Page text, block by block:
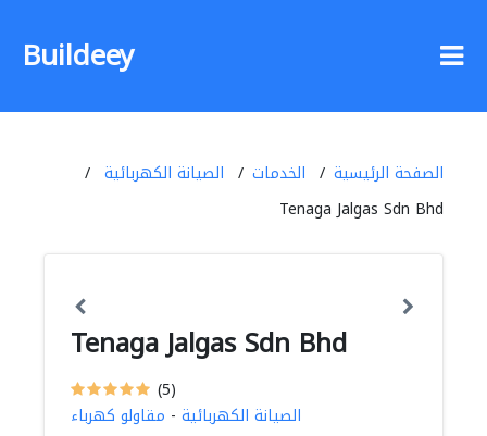
Buildeey
الصفحة الرئيسية الخدمات
الصيانة الكهربائية
Tenaga Jalgas Sdn Bhd
Tenaga Jalgas Sdn Bhd
(5)
الصيانة الكهربائية - مقاولو كهرباء